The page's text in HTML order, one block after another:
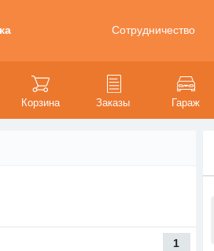
Сотрудничество
Корзина Заказы Гараж
1